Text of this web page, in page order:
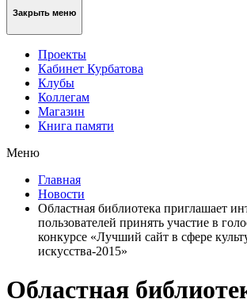
Закрыть меню
Проекты
Кабинет Курбатова
Клубы
Коллегам
Магазин
Книга памяти
Меню
Главная
Новости
Областная библиотека приглашает
пользователей принять участие в
конкурсе «Лучший сайт в сфере
искусства-2015»
Областная